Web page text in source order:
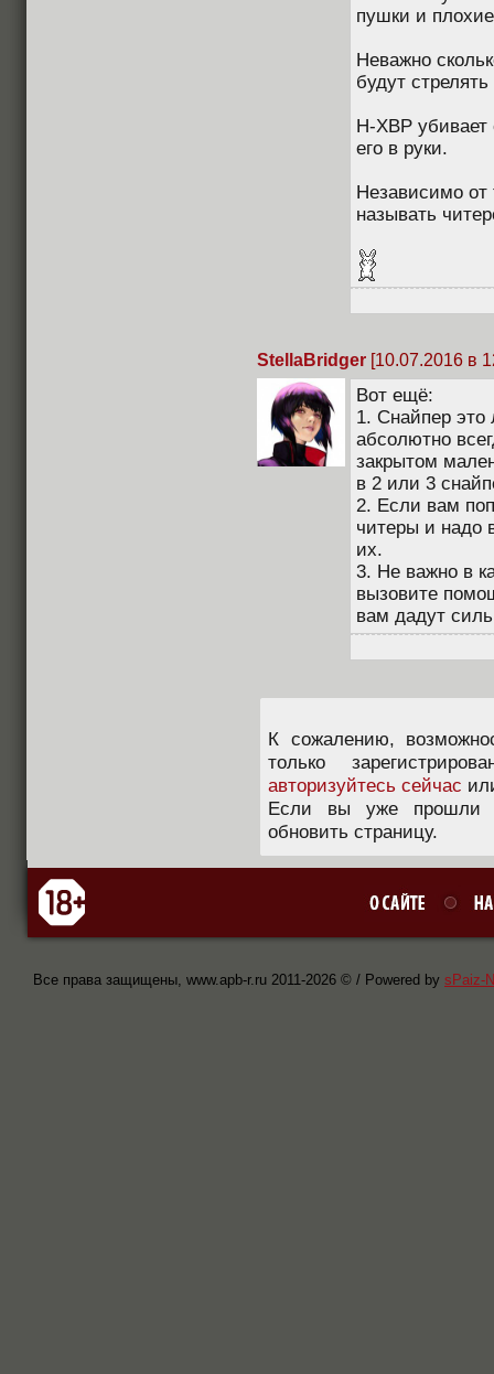
пушки и
Неважно
будут
Н-ХВР убивает
его в руки.
Независимо от
называть
StellaBridger [10.07.2016 в
Вот ещё:
1. Снайпер это
абсолютно
закрытом
в 2 или 3
2. Если вам
читеры и надо
их.
3. Не важно в
вызовите
вам дадут
К сожалению,
только
авторизуйтесь сейчас
Если вы уже прошли
обновить страницу.
Все права защищены, www.apb-r.ru 2011-2026 © / Powered by sPaiz-